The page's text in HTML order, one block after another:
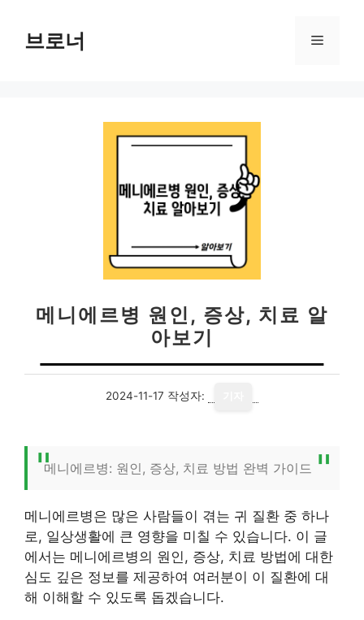
브로너 메
메니에르병 원인, 증상, 치료 알
아보기
2024-11-17 작성자:
메니에르병: 원인, 증상, 치료 방법 완벽 가이드
메니에르병은 많은 사람들이 겪는 귀 질환 중 하나
로, 일상생활에 큰 영향을 미칠 수 있습니다. 이 글
에서는 메니에르병의 원인, 증상, 치료 방법에 대한
심도 깊은 정보를 제공하여 여러분이 이 질환에 대
해 이해할 수 있도록 돕겠습니다.